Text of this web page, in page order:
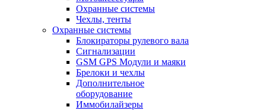
Охранные системы
Чехлы, тенты
Охранные системы
Блокираторы рулевого вала
Сигнализации
GSM GPS Модули и маяки
Брелоки и чехлы
Дополнительное
оборудование
Иммобилайзеры